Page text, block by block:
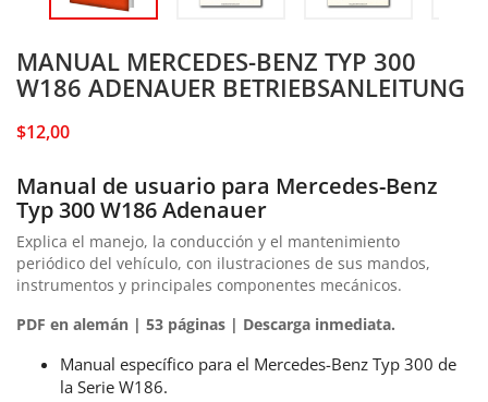
MANUAL MERCEDES-BENZ TYP 300
W186 ADENAUER BETRIEBSANLEITUNG
$12,00
Manual de usuario para Mercedes-Benz
Typ 300 W186 Adenauer
Explica el manejo, la conducción y el mantenimiento
periódico del vehículo, con ilustraciones de sus mandos,
instrumentos y principales componentes mecánicos.
PDF en alemán | 53 páginas | Descarga inmediata.
Manual específico para el Mercedes-Benz Typ 300 de
la Serie W186.